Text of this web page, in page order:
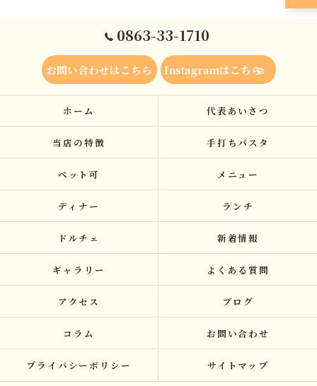
0863-33-1710
お問い合わせはこちら Instagramはこちら
ホーム 代表あいさつ
当店の特徴 手打ちパスタ
ペット可 メニュー
ディナー ランチ
ドルチェ 新着情報
ギャラリー よくある質問
アクセス ブログ
コラム お問い合わせ
プライバシーポリシー サイトマップ